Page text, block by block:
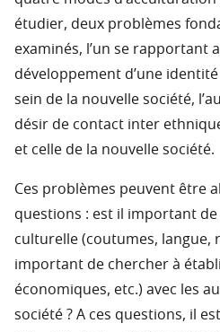
étudier, deux problèmes
examinés, l’un se rapportant
développement d’une
sein de la nouvelle société,
désir de contact inter
et celle de la nouvelle société.
Ces problèmes peuvent être
questions : est il important
culturelle (coutumes, langue,
important de chercher à
économiques, etc.) avec les
société ? A ces questions, il